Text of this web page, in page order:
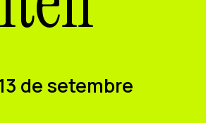
de setembre